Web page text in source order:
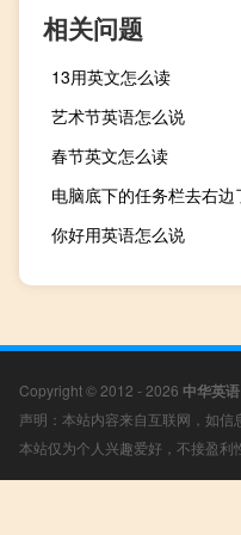
相关问题
13用英文怎么读
艺术节英语怎么说
春节英文怎么读
电脑底下的任务栏去右边
你好用英语怎么说
Copyright © 2012 - 2026 中华英
声明：本站内容来自互联网，如
本站仅为个人兴趣爱好，不接盈利